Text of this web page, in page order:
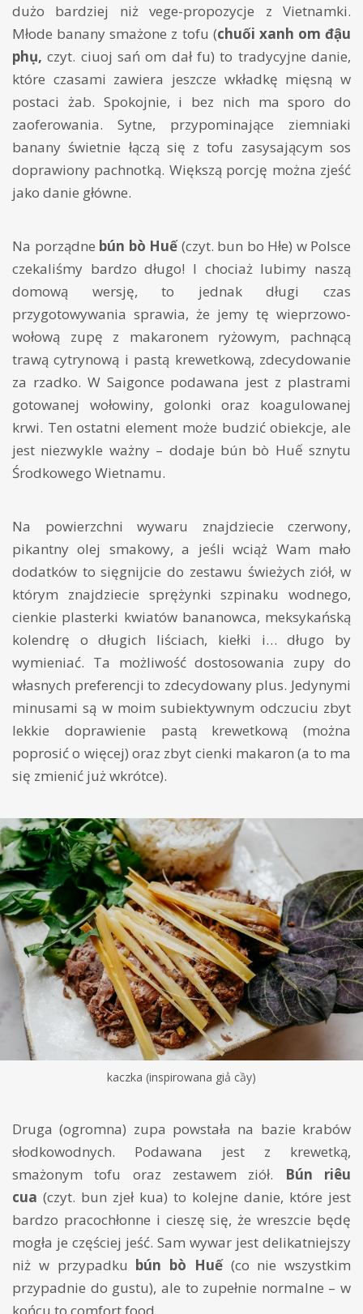
dużo bardziej niż vege-propozycje z Vietnamki.
Młode banany smażone z tofu (chuối xanh om đậu
phụ,czyt. ciuoj sań om dał fu) to tradycyjne danie,
które czasami zawiera jeszcze wkładkę mięsną w
postaci żab. Spokojnie, i bez nich ma sporo do
zaoferowania. Sytne, przypominające ziemniaki
banany świetnie łączą się z tofu zasysającym sos
doprawiony pachnotką. Większą porcję można zjeść
jako danie główne.
Na porządne bún bò Huế(czyt. bun bo Hłe) w Polsce
czekaliśmy bardzo długo! I chociaż lubimy naszą
domową wersję, to jednak długi czas
przygotowywania sprawia, że jemy tę wieprzowo-
wołową zupę z makaronem ryżowym, pachnącą
trawą cytrynową i pastą krewetkową, zdecydowanie
za rzadko. W Saigonce podawana jest z plastrami
gotowanej wołowiny, golonki oraz koagulowanej
krwi. Ten ostatni element może budzić obiekcje, ale
jest niezwykle ważny – dodaje bún bò Huế sznytu
Środkowego Wietnamu.
Na powierzchni wywaru znajdziecie czerwony,
pikantny olej smakowy, a jeśli wciąż Wam mało
dodatków to sięgnijcie do zestawu świeżych ziół, w
którym znajdziecie sprężynki szpinaku wodnego,
cienkie plasterki kwiatów bananowca, meksykańską
kolendrę o długich liściach, kiełki i… długo by
wymieniać. Ta możliwość dostosowania zupy do
własnych preferencji to zdecydowany plus. Jedynymi
minusami są w moim subiektywnym odczuciu zbyt
lekkie doprawienie pastą krewetkową (można
poprosić o więcej) oraz zbyt cienki makaron (a to ma
się zmienić już wkrótce).
kaczka (inspirowana giả cầy)
Druga (ogromna) zupa powstała na bazie krabów
słodkowodnych. Podawana jest z krewetką,
smażonym tofu oraz zestawem ziół.
Bún riêu
cua (czyt. bun zjeł kua) to kolejne danie, które jest
bardzo pracochłonne i cieszę się, że wreszcie będę
mogła je częściej jeść. Sam wywar jest delikatniejszy
niż w przypadku bún bò Huế(co nie wszystkim
przypadnie do gustu), ale to zupełnie normalne – w
końcu to comfort food.